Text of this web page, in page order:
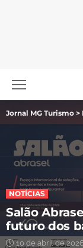
Jornal MG Turismo >
NOTÍCIAS
Salão
futuro dos
10 de abril de 2026